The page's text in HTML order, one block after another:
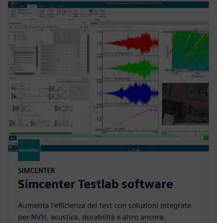
SIMCENTER
Simcenter Testlab software
Aumenta l'efficienza dei test con soluzioni integrate
per NVH, acustica, durabilità e altro ancora.